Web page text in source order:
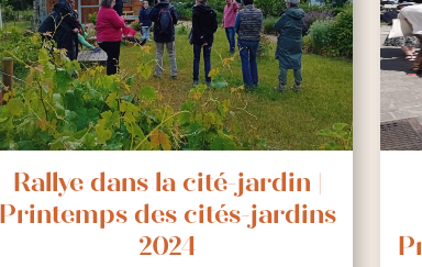
Rallye dans la cité-jardin |
Printemps des cités-jardins
2024